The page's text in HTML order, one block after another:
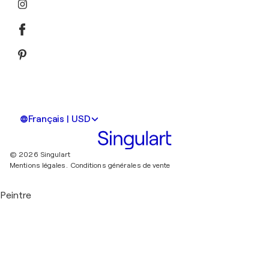
Français | USD
© 2026 Singulart
Mentions légales.
Conditions générales de vente
Peintre